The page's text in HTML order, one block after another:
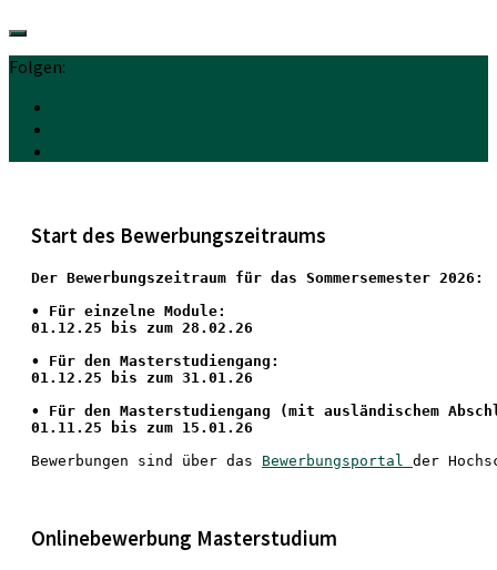
Folgen:
Start des Bewerbungszeitraums
Der Bewerbungszeitraum für das Sommersemester 2026:
• Für einzelne Module:
01.12.25 bis zum 28.02.26
• Für den Masterstudiengang:
01.12.25 bis zum 31.01.26
• Für den Masterstudiengang (mit ausländischem
01.11.25 bis zum 15.01.26
Bewerbungen sind über das Bewerbungsportal der
Onlinebewerbung Masterstudium